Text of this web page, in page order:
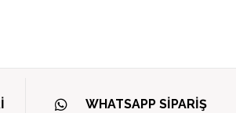
WHATSAPP SİPARİŞ